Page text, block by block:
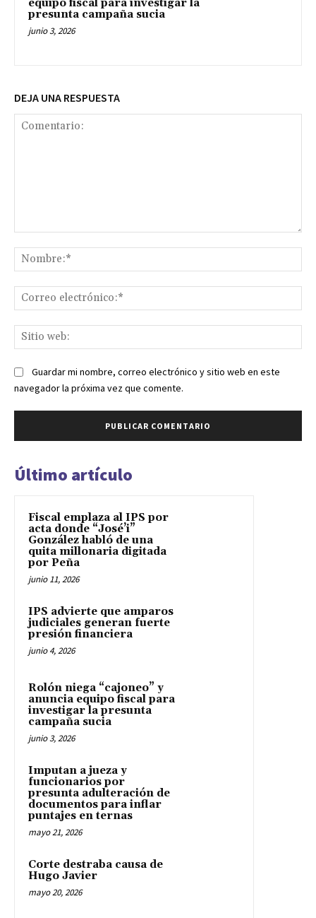
equipo fiscal para investigar la
presunta campaña sucia
junio 3, 2026
DEJA UNA RESPUESTA
Guardar mi nombre, correo electrónico y sitio web en este
navegador la próxima vez que comente.
Último artículo
Fiscal emplaza al IPS por
acta donde “José’i”
González habló de una
quita millonaria digitada
por Peña
junio 11, 2026
IPS advierte que amparos
judiciales generan fuerte
presión financiera
junio 4, 2026
Rolón niega “cajoneo” y
anuncia equipo fiscal para
investigar la presunta
campaña sucia
junio 3, 2026
Imputan a jueza y
funcionarios por
presunta adulteración de
documentos para inflar
puntajes en ternas
mayo 21, 2026
Corte destraba causa de
Hugo Javier
mayo 20, 2026